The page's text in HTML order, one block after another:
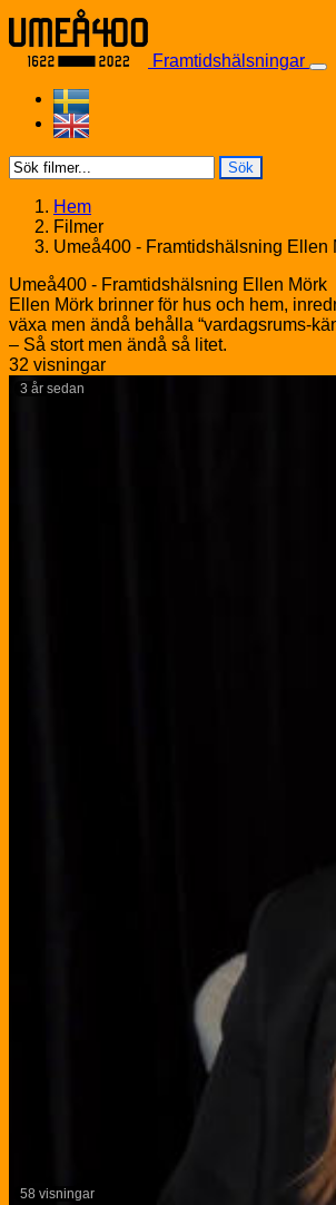
Skip to content
Framtidshälsningar
Sök
Hem
Filmer
Umeå400 - Framtidshälsning Ellen
Umeå400 - Framtidshälsning Ellen Mörk
Ellen Mörk brinner för hus och hem,
växa men ändå behålla “vardagsrums-
– Så stort men ändå så litet.
32 visningar
58 visningar
3 år sedan